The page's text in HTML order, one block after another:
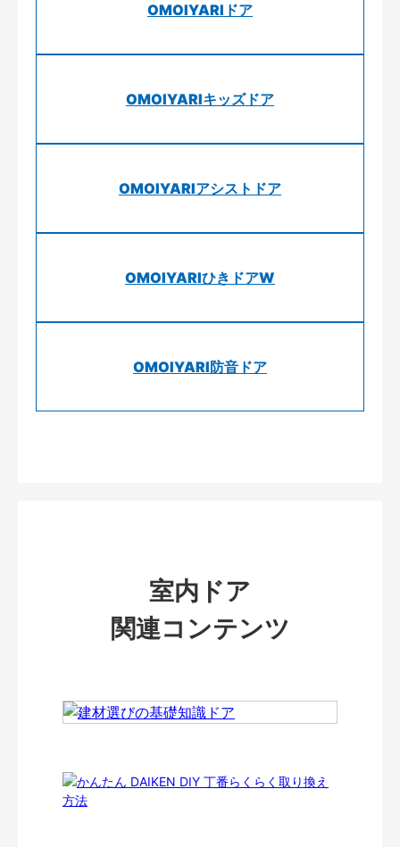
OMOIYARIドア
OMOIYARIキッズドア
OMOIYARIアシストドア
OMOIYARIひきドアW
OMOIYARI防音ドア
室内ドア
関連コンテンツ